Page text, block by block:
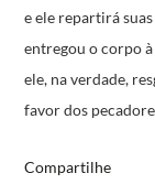
e ele repartirá
entregou o corpo
ele, na verdade,
favor dos
Compartilhe